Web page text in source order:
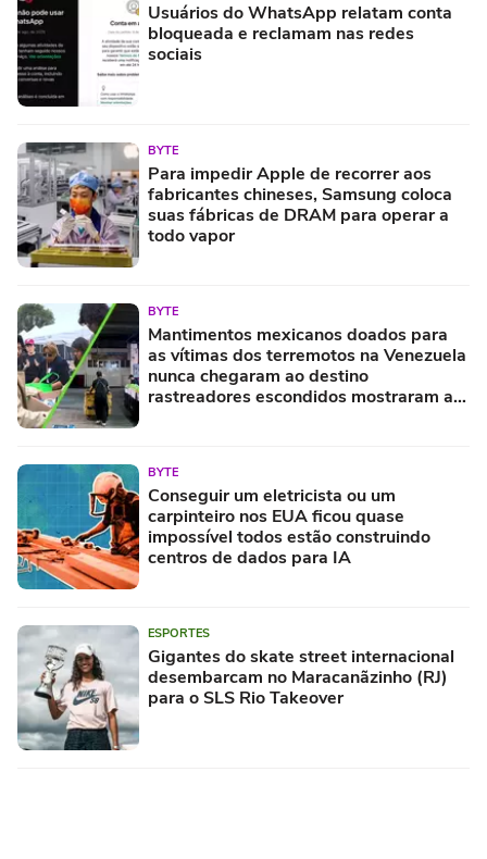
Usuários do WhatsApp relatam conta
bloqueada e reclamam nas redes
sociais
BYTE
Para impedir Apple de recorrer aos
fabricantes chineses, Samsung coloca
suas fábricas de DRAM para operar a
todo vapor
BYTE
Mantimentos mexicanos doados para
as vítimas dos terremotos na Venezuela
nunca chegaram ao destino
rastreadores escondidos mostraram a
BYTE
Conseguir um eletricista ou um
carpinteiro nos EUA ficou quase
impossível todos estão construindo
centros de dados para IA
ESPORTES
Gigantes do skate street internacional
desembarcam no Maracanãzinho (RJ)
para o SLS Rio Takeover